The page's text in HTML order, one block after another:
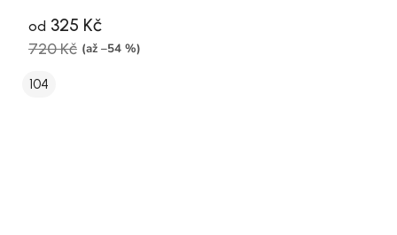
od 325 Kč
720 Kč (až –54 %)
104